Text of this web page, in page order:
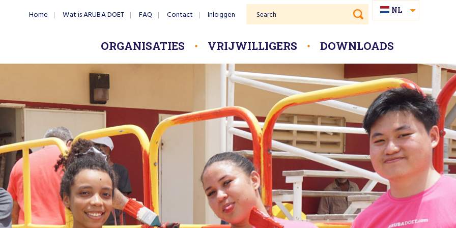
NL
ORGANISATIES VRIJWILLIGERS DOWNLOADS
Home Wat is ARUBA DOET FAQ Contact Inloggen Search